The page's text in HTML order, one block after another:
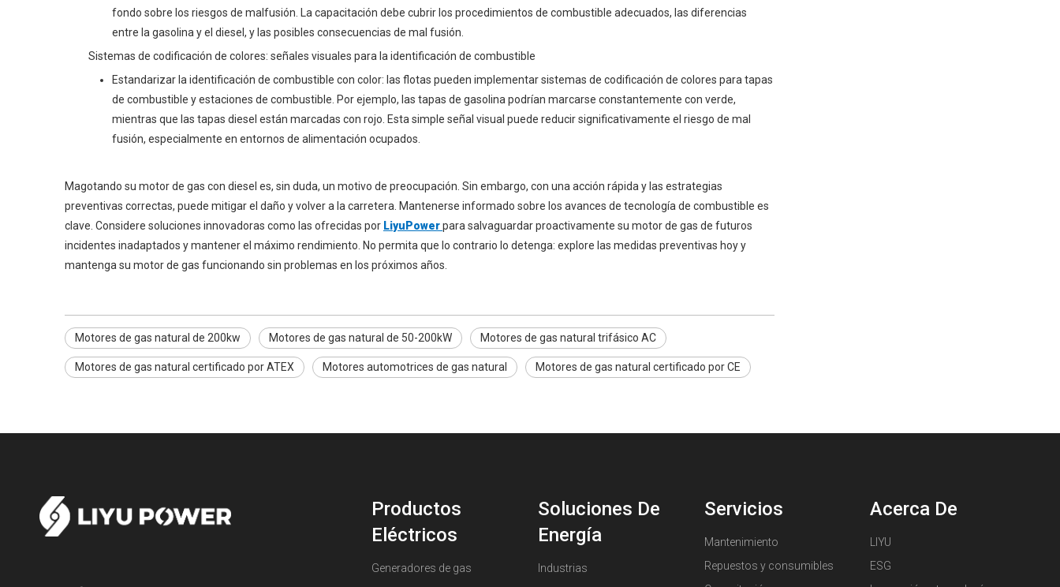
fondo sobre los riesgos de malfusión. La capacitación debe cubrir los procedimientos de combustible adecuados, las diferencias
entre la gasolina y el diesel, y las posibles consecuencias de mal fusión.
Sistemas de codificación de colores: señales visuales para la identificación de combustible
Estandarizar la identificación de combustible con color: las flotas pueden implementar sistemas de codificación de colores para tapas
de combustible y estaciones de combustible. Por ejemplo, las tapas de gasolina podrían marcarse constantemente con verde,
mientras que las tapas diesel están marcadas con rojo. Esta simple señal visual puede reducir significativamente el riesgo de mal
fusión, especialmente en entornos de alimentación ocupados.
Magotando su motor de gas con diesel es, sin duda, un motivo de preocupación. Sin embargo, con una acción rápida y las estrategias
preventivas correctas, puede mitigar el daño y volver a la carretera. Mantenerse informado sobre los avances de tecnología de combustible es
clave. Considere soluciones innovadoras como las ofrecidas por LiyuPowerpara salvaguardar proactivamente su motor de gas de futuros
incidentes inadaptados y mantener el máximo rendimiento. No permita que lo contrario lo detenga: explore las medidas preventivas hoy y
mantenga su motor de gas funcionando sin problemas en los próximos años.
Motores de gas natural de 200kw Motores de gas natural de 50-200kW Motores de gas natural trifásico AC
Motores de gas natural certificado por ATEX Motores automotrices de gas natural Motores de gas natural certificado por CE
Productos
Eléctricos
Generadores de gas
Soluciones De
Energía
Industrias
Servicios
Mantenimiento
Repuestos y consumibles
Acerca De
LIYU
ESG